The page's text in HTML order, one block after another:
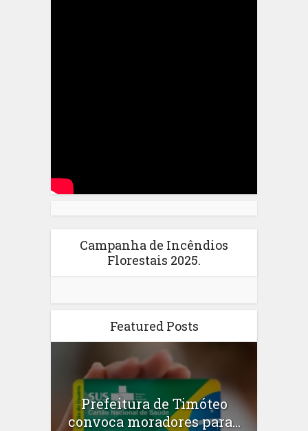
Campanha de Incêndios
Florestais 2025.
Featured Posts
Prefeitura de Timóteo
convoca moradores para...